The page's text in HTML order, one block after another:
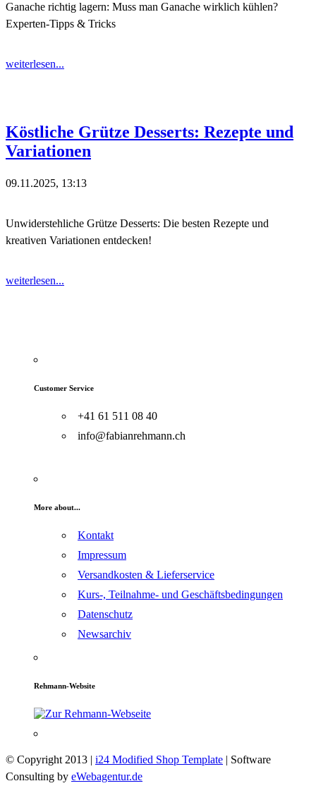
Ganache richtig lagern: Muss man Ganache wirklich kühlen?
Experten-Tipps & Tricks
weiterlesen...
Köstliche Grütze Desserts: Rezepte und
Variationen
09.11.2025, 13:13
Unwiderstehliche Grütze Desserts: Die besten Rezepte und
kreativen Variationen entdecken!
weiterlesen...
Customer Service
+41 61 511 08 40
info@fabianrehmann.ch
More about...
Kontakt
Impressum
Versandkosten & Lieferservice
Kurs-, Teilnahme- und Geschäftsbedingungen
Datenschutz
Newsarchiv
Rehmann-Website
© Copyright 2013 | i24 Modified Shop Template | Software
Consulting by eWebagentur.de